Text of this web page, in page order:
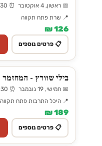
📅 ראשון, 4 אוקטובר ⏰ 19:30
📍 שרת פתח תקווה
126 ₪
📋 פרטים נוספים
בילי שוורץ - המחזמר
📅 חמישי, 19 נובמבר ⏰ 20:30
📍 היכל התרבות פתח תקווה
189 ₪
📋 פרטים נוספים